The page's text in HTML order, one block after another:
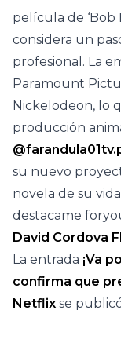
película de ‘Bob
considera un
profesional. La
Paramount
Nickelodeon, lo
producción
su nuevo
novela de su vida
destacame
David Cordova
La entrada ¡Va
confirma que
Netflix se